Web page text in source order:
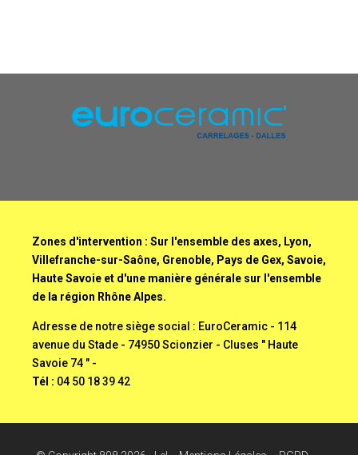
Zones d'intervention : Sur l'ensemble des axes, Lyon,
Villefranche-sur-Saône, Grenoble, Pays de Gex, Savoie,
Haute Savoie et d'une manière générale sur l'ensemble
de la région Rhône Alpes.
Adresse de notre siège social : EuroCeramic - 114
avenue du Stade - 74950 Scionzier - Cluses " Haute
Savoie 74 " -
Tél : 04 50 18 39 42